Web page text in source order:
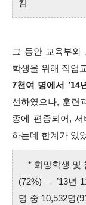
킴
그 동안 교육부와
학생을 위해 직업
7천여 명에서 ’14
선하였으나, 훈련
종에 편중되어,
하는데 한계가 있
* 희망학생 및
(72%) → ’13년
명 중 10,532명